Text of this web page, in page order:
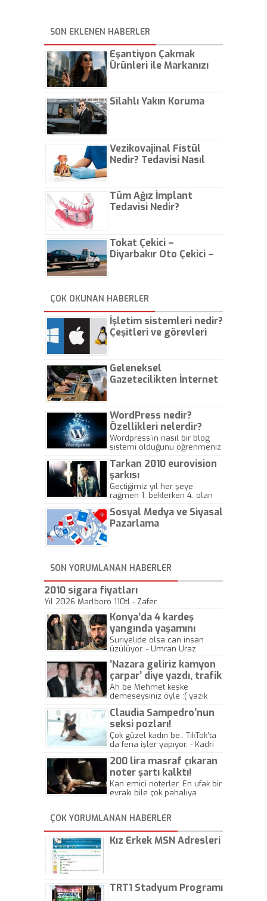
SON EKLENEN HABERLER
Eşantiyon Çakmak
Ürünleri ile Markanızı
Silahlı Yakın Koruma
Vezikovajinal Fistül
Nedir? Tedavisi Nasıl
Tüm Ağız İmplant
Tedavisi Nedir?
Tokat Çekici –
Diyarbakır Oto Çekici –
ÇOK OKUNAN HABERLER
İşletim sistemleri nedir?
Çeşitleri ve görevleri
Geleneksel
Gazetecilikten İnternet
WordPress nedir?
Özellikleri nelerdir?
Wordpress'in nasıl bir blog
sistemi olduğunu öğrenmeniz
Tarkan 2010 eurovision
şarkısı
Geçtiğimiz yıl her şeye
rağmen 1. beklerken 4. olan
gösterisinin bu yarışmada
önemli olmadığını anlamıştır.
Sosyal Medya ve Siyasal
Pazarlama
SON YORUMLANAN HABERLER
2010 sigara fiyatları
Yıl 2026 Marlboro 110tl - Zafer
Konya’da 4 kardeş
yangında yaşamını
yitirdi
Suriyelide olsa can insan
üzülüyor. - Umran Uraz
’Nazara geliriz kamyon
çarpar’ diye yazdı, trafik
kazasında öldü!
Ah be Mehmet keşke
demeseysiniz öyle :( yazık
Claudia Sampedro’nun
seksi pozları!
Çok güzel kadın be.. TikTok'ta
da fena işler yapıyor. - Kadri
200 lira masraf çıkaran
noter şartı kalktı!
Kan emici noterler. En ufak bir
evrakı bile çok pahalıya
kaptırıyorsunuz. - Kayhan
Gezenti
ÇOK YORUMLANAN HABERLER
Kız Erkek MSN Adresleri
TRT1 Stadyum Programı